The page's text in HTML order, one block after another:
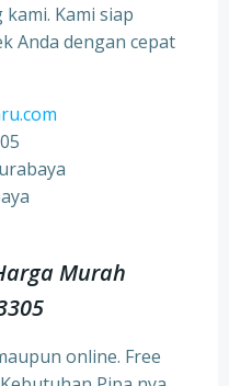
Kami siap
Anda dengan cepat
Murah
online. Free